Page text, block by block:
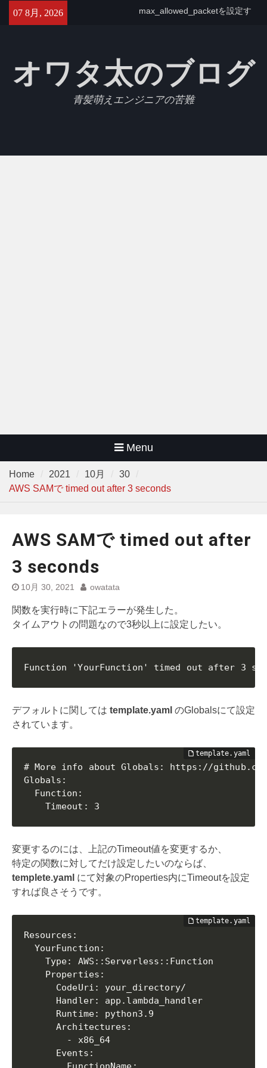
07 8月, 2026
【GCP】Cloud SQLでtimezone
Azure Database for MySQL (フ
レキシブルサーバー)で
max_allowed_packetを設定す
る
オワタ太のブログ
青髪萌えエンジニアの苦難
Menu
Home 2021 10月
30
AWS SAMで timed out after 3 seconds
AWS SAMで timed out after
3 seconds
10月 30, 2021 owatata
関数を実行時に下記エラーが発生した。
タイムアウトの問題なので3秒以上に設定したい。
Function 'YourFunction' timed out after 3
デフォルトに関しては template.yaml のGlobalsにて設定
されています。
# More info about Globals: https://
Globals:
  Function:
    Timeout: 3
変更するのには、上記のTimeout値を変更するか、
特定の関数に対してだけ設定したいのならば、
templete.yaml にて対象のProperties内にTimeoutを設定
すれば良さそうです。
Resources:
  YourFunction:
    Type: AWS::Serverless::Function
    Properties:
      CodeUri: your_directory/
      Handler: app.lambda_handler
      Runtime: python3.9
      Architectures:
        - x86_64
      Events: